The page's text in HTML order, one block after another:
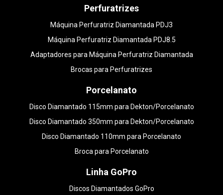
Perfuratrizes
Máquina Perfuratriz Diamantada PDJ3
Máquina Perfuratriz Diamantada PDJ8.5
Adaptadores para Máquina Perfuratriz Diamantada
Brocas para Perfuratrizes
Porcelanato
Disco Diamantado 115mm para Dekton/Porcelanato
Disco Diamantado 350mm para Dekton/Porcelanato
Disco Diamantado 110mm para Porcelanato
Broca para Porcelanato
Linha GoPro
Discos Diamantados GoPro